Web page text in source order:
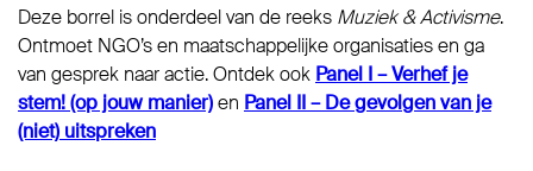
Deze borrel is onderdeel van de reeks Muziek & Activisme.
Ontmoet NGO’s en maatschappelijke organisaties en ga
van gesprek naar actie. Ontdek ook Panel I – Verhef je
stem! (op jouw manier)en Panel II – De gevolgen van je
(niet) uitspreken